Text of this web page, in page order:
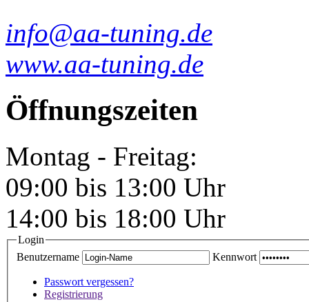
info@aa-tuning.de
www.aa-tuning.de
Öffnungszeiten
Montag - Freitag:
09:00 bis 13:00 Uhr
14:00 bis 18:00 Uhr
Login
Benutzername
Kennwort
Passwort vergessen?
Registrierung